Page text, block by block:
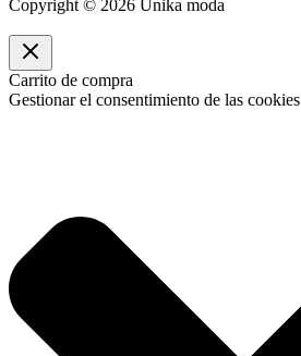
Copyright © 2026 Unika moda
Carrito de compra
Gestionar el consentimiento de las cookies